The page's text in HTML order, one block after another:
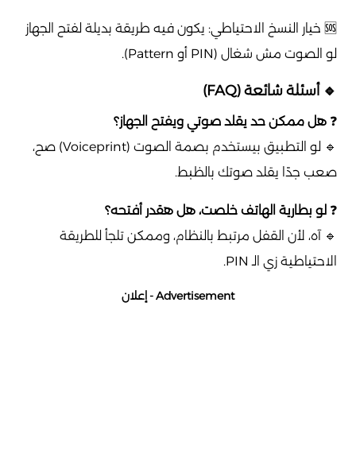
🆘 خيار النسخ الاحتياطي: يكون فيه طريقة بديلة لفتح الجهاز
لو الصوت مش شغال (PIN أو Pattern).
🔹 أسئلة شائعة (FAQ)
❓ هل ممكن حد يقلد صوتي ويفتح الجهاز؟
🔹 لو التطبيق بيستخدم بصمة الصوت (Voiceprint) صح،
صعب جدًا يقلد صوتك بالظبط.
❓ لو بطارية الهاتف خلصت، هل هقدر أفتحه؟
🔹 آه، لأن القفل مرتبط بالنظام، وممكن تلجأ للطريقة
الاحتياطية زي الـ PIN.
Advertisement - إعلان